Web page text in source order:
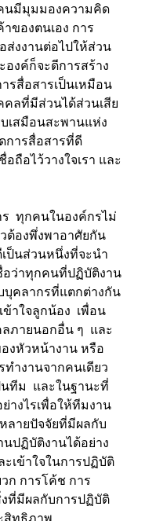
นมีมุมมองความคิด
ของตนเอง การ
ส่งงานต่อไปให้ส่วน
องค์ก็จะดีการสร้าง
รสื่อสารเป็นเหมือน
ลที่มีส่วนได้ส่วนเสีย
เสมือนสะพานแห่ง
การสื่อสารที่ดี
ถือไว้วางใจเรา และ
ร ทุกคนในองค์กรไม่
ต้องพึ่งพาอาศัยกัน
ป็นส่วนหนึ่งที่จะนำ
อว่าทุกคนที่ปฏิบัติงาน
บุคลากรที่แตกต่างกัน
ข้าใจลูกน้อง เพื่อน
ภายนอกอื่น ๆ และ
งหัวหน้างาน หรือ
ทำงานจากคนเดียว
นทีม และในฐานะที่
างไรเพื่อให้ทีมงาน
ลายปัจจัยที่มีผลกับ
ปฏิบัติงานได้อย่าง
เข้าใจในการปฏิบัติ
ก การโค้ช การ
ที่มีผลกับการปฏิบัติ
สิทธิภาพ